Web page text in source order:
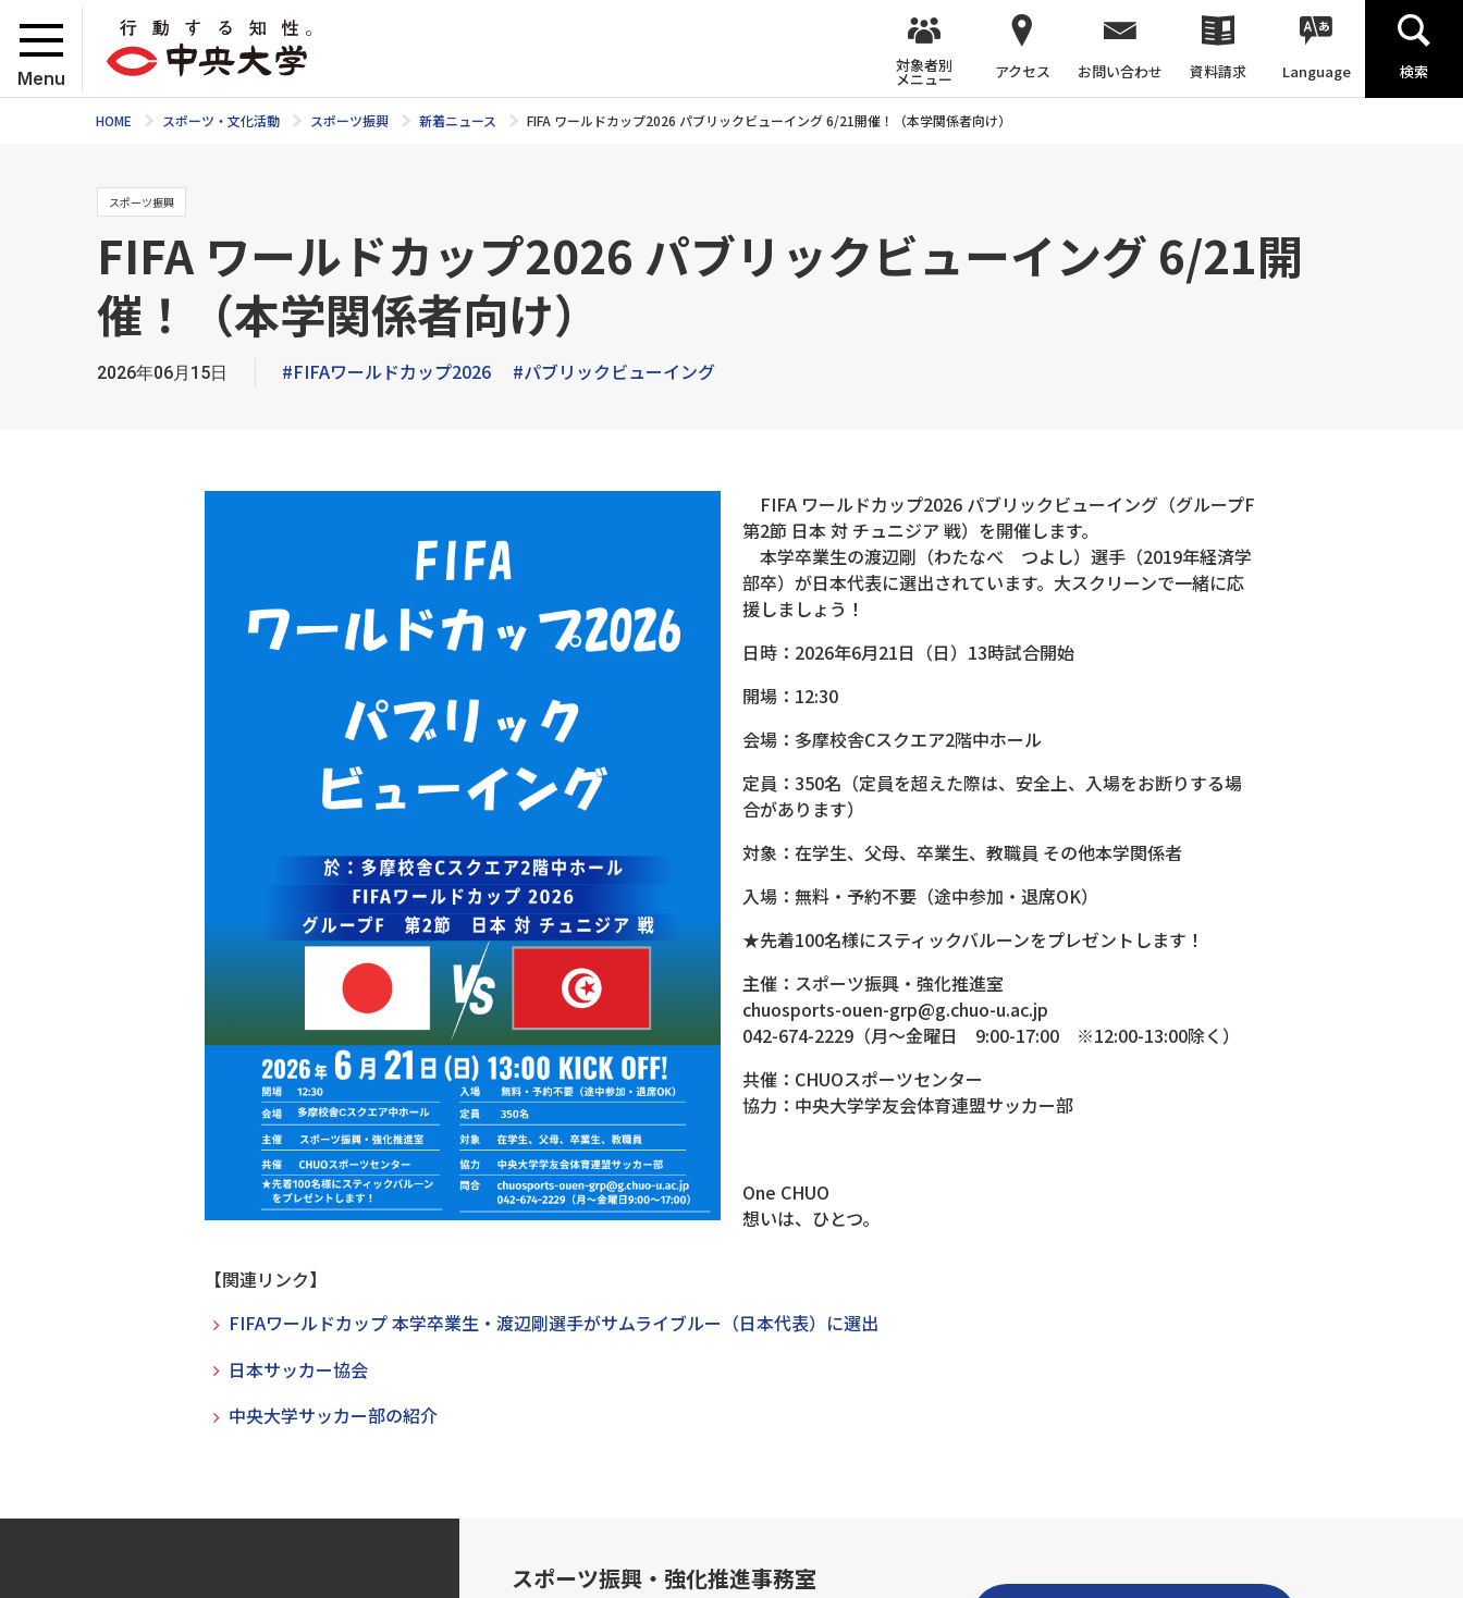
Menu
対象者別
メニュー アクセス お問い合わせ 資料請求 Language 検索
HOME スポーツ・文化活動 スポーツ振興 新着ニュース FIFA ワールドカップ2026 パブリックビューイング 6/21開催！（本学関係者向け）
スポーツ振興
FIFA ワールドカップ2026 パブリックビューイング 6/21開
催！（本学関係者向け）
2026年06月15日 #FIFAワールドカップ2026 #パブリックビューイング
FIFA ワールドカップ2026 パブリックビューイング（グループF
第2節 日本 対 チュニジア 戦）を開催します。
本学卒業生の渡辺剛（わたなべ つよし）選手（2019年経済学
部卒）が日本代表に選出されています。大スクリーンで一緒に応
援しましょう！
日時：2026年6月21日（日）13時試合開始
開場：12:30
会場：多摩校舎Cスクエア2階中ホール
定員：350名（定員を超えた際は、安全上、入場をお断りする場
合があります）
対象：在学生、父母、卒業生、教職員 その他本学関係者
入場：無料・予約不要（途中参加・退席OK）
★先着100名様にスティックバルーンをプレゼントします！
主催：スポーツ振興・強化推進室
chuosports-ouen-grp@g.chuo-u.ac.jp
042-674-2229（月～金曜日 9:00-17:00 ※12:00-13:00除く）
共催：CHUOスポーツセンター
協力：中央大学学友会体育連盟サッカー部
One CHUO
想いは、ひとつ。
【関連リンク】
FIFAワールドカップ 本学卒業生・渡辺剛選手がサムライブルー（日本代表）に選出
日本サッカー協会
中央大学サッカー部の紹介
スポーツ振興・強化推進事務室